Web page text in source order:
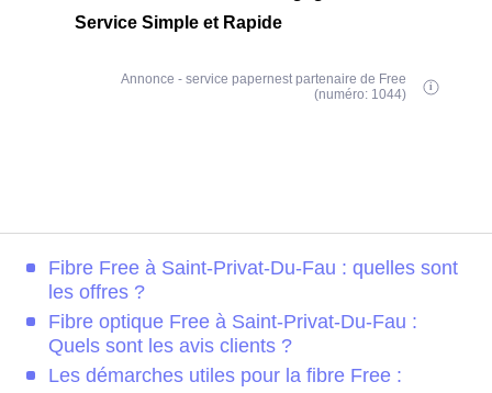
Service Simple et Rapide
Annonce - service papernest partenaire de Free
(numéro: 1044)
Fibre Free à Saint-Privat-Du-Fau : quelles sont
les offres ?
Fibre optique Free à Saint-Privat-Du-Fau :
Quels sont les avis clients ?
Les démarches utiles pour la fibre Free :